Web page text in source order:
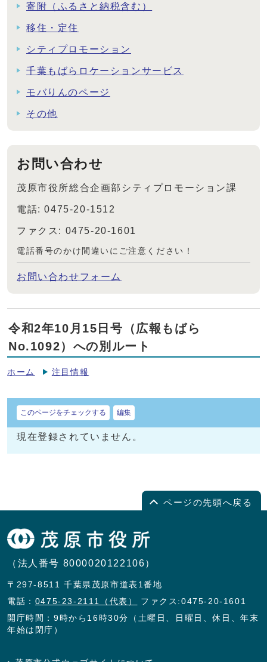
寄附（ふるさと納税含む）
移住・定住
シティプロモーション
千葉もばらロケーションサービス
モバりんのページ
その他
お問い合わせ
茂原市役所総合企画部シティプロモーション課
電話: 0475-20-1512
ファクス: 0475-20-1601
電話番号のかけ間違いにご注意ください！
お問い合わせフォーム
令和2年10月15日号（広報もばら
No.1092）への別ルート
ホーム 注目情報
このページをチェックする 編集
現在登録されていません。
ページの先頭へ戻る
（法人番号 8000020122106）
〒297-8511 千葉県茂原市道表1番地
電話： 0475-23-2111（代表）
ファクス:0475-20-1601
開庁時間：9時から16時30分（土曜日、日曜日、休日、年末
年始は閉庁）